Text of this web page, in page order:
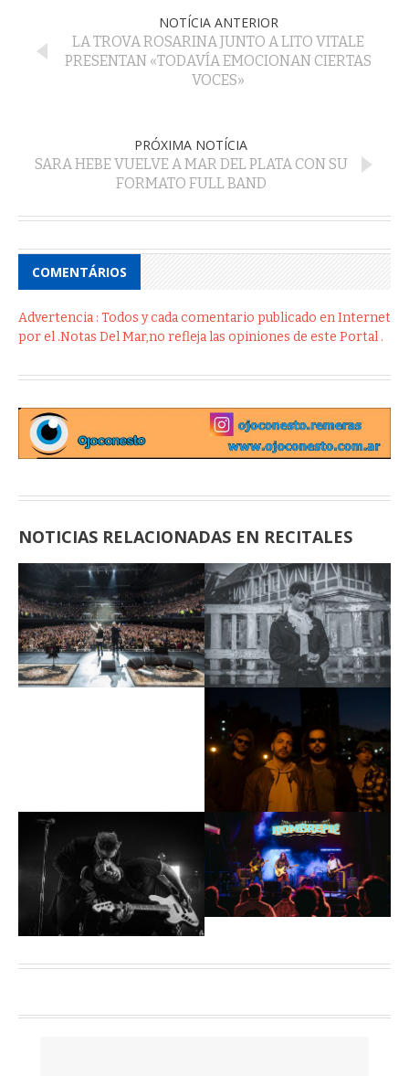
NOTÍCIA ANTERIOR
LA TROVA ROSARINA JUNTO A LITO VITALE
PRESENTAN «TODAVÍA EMOCIONAN CIERTAS
VOCES»
PRÓXIMA NOTÍCIA
SARA HEBE VUELVE A MAR DEL PLATA CON SU
FORMATO FULL BAND
COMENTÁRIOS
Advertencia : Todos y cada comentario publicado en Internet
por el .Notas Del Mar,no refleja las opiniones de este Portal .
NOTICIAS RELACIONADAS EN RECITALES